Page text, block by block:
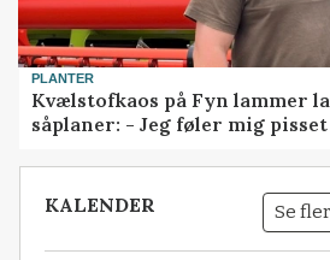
PLANTER
Kvælstofkaos på Fyn lammer
såplaner: - Jeg føler mig pisset
KALENDER Se